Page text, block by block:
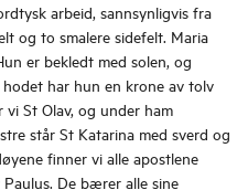
arbeid, sannsynligvis fra
og to smalere sidefelt. Maria
er bekledt med solen, og
har hun en krone av tolv
St Olav, og under ham
står St Katarina med sverd og
finner vi alle apostlene
De bærer alle sine